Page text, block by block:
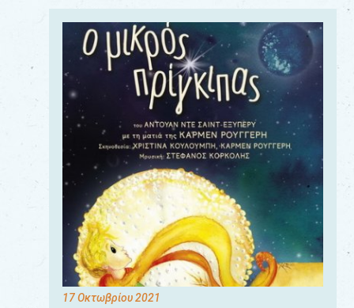
17 Οκτωβρίου 2021